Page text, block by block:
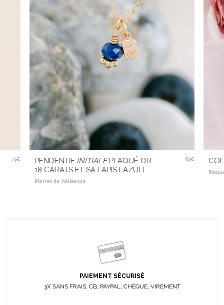
79€ PENDENTIF INITIALEPLAQUÉ OR
18 CARATS ET SA LAPIS LAZULI
Pierres de naissance
69€
PAIEMENT SÉCURISÉ
3X SANS FRAIS, CB, PAYPAL, CHÈQUE, VIREMENT